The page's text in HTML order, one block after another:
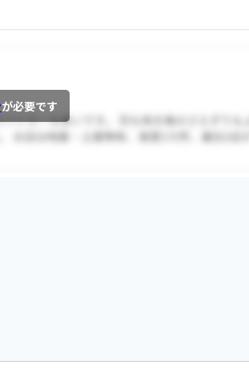
が必要です